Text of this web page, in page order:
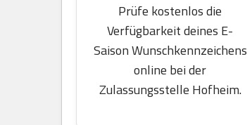
Prüfe kostenlos die
Verfügbarkeit deines E-
Saison Wunschkennzeichens
online bei der
Zulassungsstelle Hofheim.